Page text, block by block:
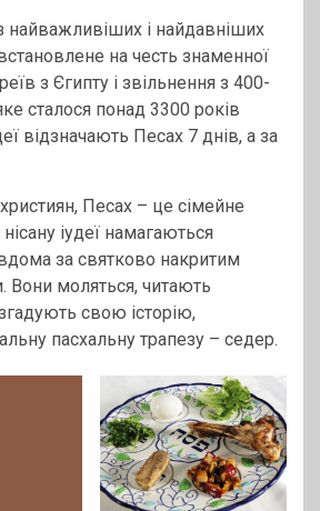
найважливіших і найдавніших
на честь знаменної
з Єгипту і звільнення з 400-
сталося понад 3300 років
відзначають Песах 7 днів, а за
Песах – це сімейне
іудеї намагаються
вдома за святково накритим
Вони моляться, читають
свою історію,
пасхальну трапезу – седер.